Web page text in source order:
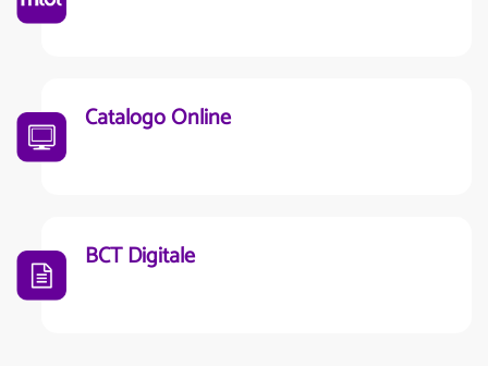
Catalogo Online
BCT Digitale